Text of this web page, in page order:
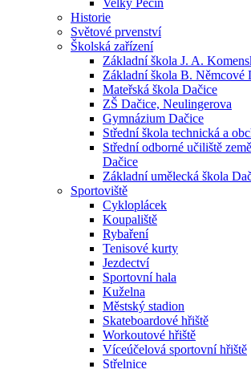
Velký Pěčín
Historie
Světové prvenství
Školská zařízení
Základní škola J. A.
Základní škola B. Němcové
Mateřská škola Dačice
ZŠ Dačice, Neulingerova
Gymnázium Dačice
Střední škola technická a
Střední odborné učiliště
Dačice
Základní umělecká škola
Sportoviště
Cykloplácek
Koupaliště
Rybaření
Tenisové kurty
Jezdectví
Sportovní hala
Kuželna
Městský stadion
Skateboardové hřiště
Workoutové hřiště
Víceúčelová sportovní hřiště
Střelnice